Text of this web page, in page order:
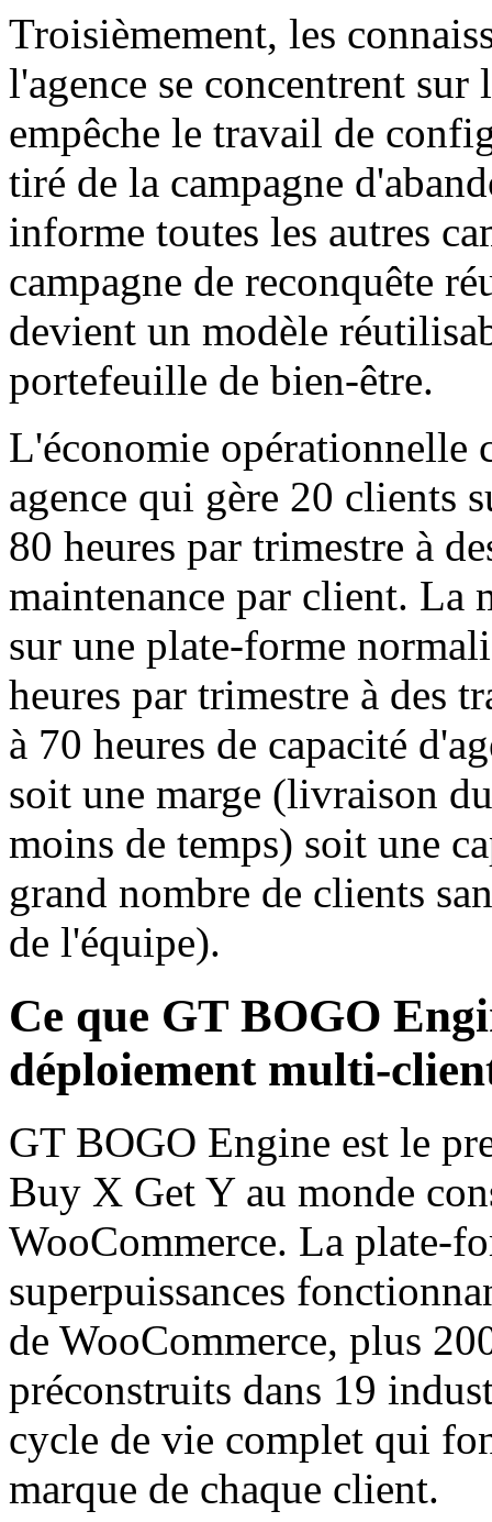
Troisièmement, les
l'agence se concentrent
empêche le travail de
tiré de la campagne
informe toutes les autres
campagne de reconquête
devient un modèle
portefeuille de bien-être.
L'économie opérationnelle
agence qui gère 20 clients
80 heures par trimestre à
maintenance par client. La
sur une plate-forme
heures par trimestre à des
à 70 heures de capacité
soit une marge (livraison
moins de temps) soit une
grand nombre de clients
de l'équipe).
Ce que GT BOGO
déploiement multi-
GT BOGO Engine est le
Buy X Get Y au monde
WooCommerce. La plate-
superpuissances
de WooCommerce, plus
préconstruits dans 19
cycle de vie complet qui
marque de chaque client.